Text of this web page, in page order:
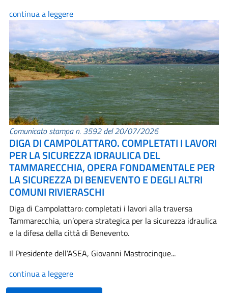
continua a leggere
Comunicato stampa n. 3592 del 20/07/2026
DIGA DI CAMPOLATTARO. COMPLETATI I LAVORI
PER LA SICUREZZA IDRAULICA DEL
TAMMARECCHIA, OPERA FONDAMENTALE PER
LA SICUREZZA DI BENEVENTO E DEGLI ALTRI
COMUNI RIVIERASCHI
Diga di Campolattaro: completati i lavori alla traversa
Tammarecchia, un’opera strategica per la sicurezza idraulica
e la difesa della città di Benevento.
Il Presidente dell’ASEA, Giovanni Mastrocinque...
continua a leggere